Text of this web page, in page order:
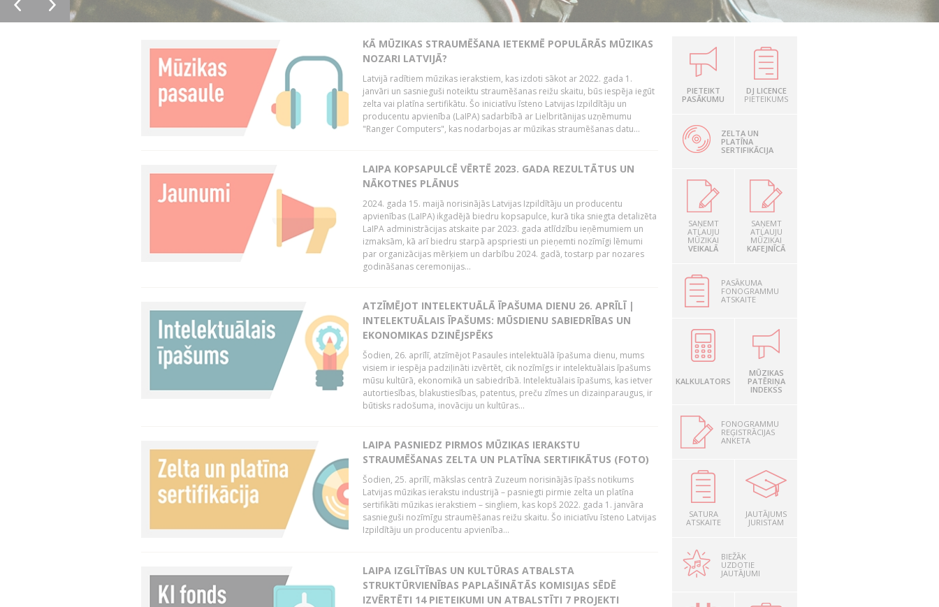
KĀ MŪZIKAS STRAUMĒŠANA IETEKMĒ POPULĀRĀS MŪZIKAS
NOZARI LATVIJĀ?
Latvijā radītiem mūzikas ierakstiem, kas izdoti sākot ar 2022. gada 1.
janvāri un sasnieguši noteiktu straumēšanas reižu skaitu, būs iespēja iegūt
zelta vai platīna sertifikātu. Šo iniciatīvu īsteno Latvijas Izpildītāju un
producentu apvienība (LaIPA) sadarbībā ar Lielbritānijas uzņēmumu
"Ranger Computers", kas nodarbojas ar mūzikas straumēšanas datu...
LAIPA KOPSAPULCĒ VĒRTĒ 2023. GADA REZULTĀTUS UN
NĀKOTNES PLĀNUS
2024. gada 15. maijā norisinājās Latvijas Izpildītāju un producentu
apvienības (LaIPA) ikgadējā biedru kopsapulce, kurā tika sniegta detalizēta
LaIPA administrācijas atskaite par 2023. gada atlīdzību ieņēmumiem un
izmaksām, kā arī biedru starpā apspriesti un pieņemti nozīmīgi lēmumi
par organizācijas mērķiem un darbību 2024. gadā, tostarp par nozares
godināšanas ceremonijas...
ATZĪMĒJOT INTELEKTUĀLĀ ĪPAŠUMA DIENU 26. APRĪLĪ |
INTELEKTUĀLAIS ĪPAŠUMS: MŪSDIENU SABIEDRĪBAS UN
EKONOMIKAS DZINĒJSPĒKS
Šodien, 26. aprīlī, atzīmējot Pasaules intelektuālā īpašuma dienu, mums
visiem ir iespēja padziļināti izvērtēt, cik nozīmīgs ir intelektuālais īpašums
mūsu kultūrā, ekonomikā un sabiedrībā. Intelektuālais īpašums, kas ietver
autortiesības, blakustiesības, patentus, preču zīmes un dizainparaugus, ir
būtisks radošuma, inovāciju un kultūras...
LAIPA PASNIEDZ PIRMOS MŪZIKAS IERAKSTU
STRAUMĒŠANAS ZELTA UN PLATĪNA SERTIFIKĀTUS (FOTO)
Šodien, 25. aprīlī, mākslas centrā Zuzeum norisinājās īpašs notikums
Latvijas mūzikas ierakstu industrijā – pasniegti pirmie zelta un platīna
sertifikāti mūzikas ierakstiem – singliem, kas kopš 2022. gada 1. janvāra
sasnieguši nozīmīgu straumēšanas reižu skaitu. Šo iniciatīvu īsteno Latvijas
Izpildītāju un producentu apvienība...
LAIPA IZGLĪTĪBAS UN KULTŪRAS ATBALSTA
STRUKTŪRVIENĪBAS PAPLAŠINĀTĀS KOMISIJAS SĒDĒ
IZVĒRTĒTI 14 PIETEIKUMI UN ATBALSTĪTI 7 PROJEKTI
PIETEIKT
PASĀKUMU
DJ LICENCE
PIETEIKUMS
ZELTA UN
PLATĪNA
SERTIFIKĀCIJA
SAŅEMT
ATĻAUJU
MŪZIKAI
VEIKALĀ
SAŅEMT
ATĻAUJU
MŪZIKAI
KAFEJNĪCĀ
PASĀKUMA
FONOGRAMMU
ATSKAITE
KALKULATORS
MŪZIKAS
PATĒRIŅA
INDEKSS
FONOGRAMMU
REĢISTRĀCIJAS
ANKETA
SATURA
ATSKAITE
JAUTĀJUMS
JURISTAM
BIEŽĀK
UZDOTIE
JAUTĀJUMI